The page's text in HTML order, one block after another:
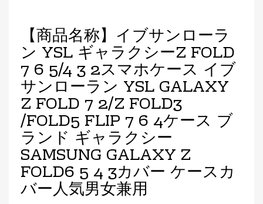
【商品名称】イブサンローラ
ン YSL ギャラクシーZ FOLD
7 6 5/4 3 2スマホケース イブ
サンローラン YSL GALAXY
Z FOLD 7 2/Z FOLD3
/FOLD5 FLIP 7 6 4ケース ブ
ランド ギャラクシー
SAMSUNG GALAXY Z
FOLD6 5 4 3カバー ケースカ
バー人気男女兼用